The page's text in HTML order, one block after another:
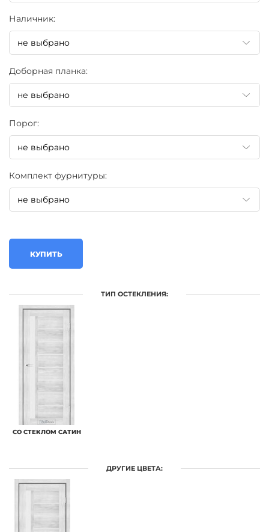
Наличник:
Доборная планка:
Порог:
Комплект фурнитуры:
КУПИТЬ
ТИП ОСТЕКЛЕНИЯ:
СО СТЕКЛОМ САТИН
ДРУГИЕ ЦВЕТА: